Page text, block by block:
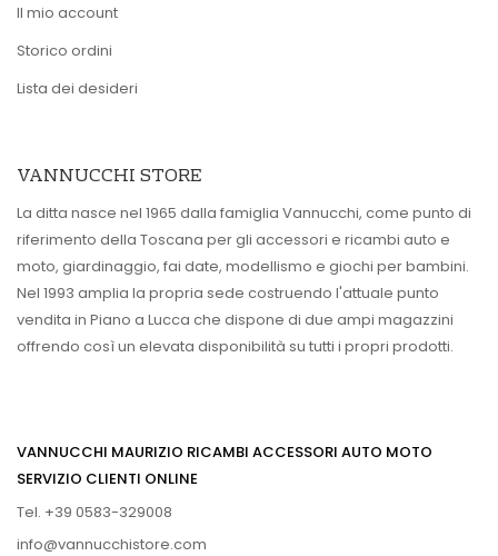
Il mio account
Storico ordini
Lista dei desideri
VANNUCCHI STORE
La ditta nasce nel 1965 dalla famiglia Vannucchi, come punto di
riferimento della Toscana per gli accessori e ricambi auto e
moto, giardinaggio, fai date, modellismo e giochi per bambini.
Nel 1993 amplia la propria sede costruendo l'attuale punto
vendita in Piano a Lucca che dispone di due ampi magazzini
offrendo così un elevata disponibilità su tutti i propri prodotti.
VANNUCCHI MAURIZIO RICAMBI ACCESSORI AUTO MOTO
SERVIZIO CLIENTI ONLINE
Tel. +39 0583-329008
info@vannucchistore.com